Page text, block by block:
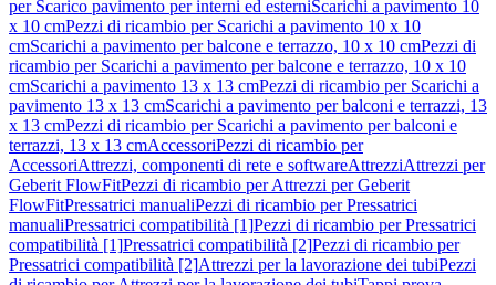
per Scarico pavimento per interni ed esterniScarichi a pavimento 10
x 10 cmPezzi di ricambio per Scarichi a pavimento 10 x 10
cmScarichi a pavimento per balcone e terrazzo, 10 x 10 cmPezzi di
ricambio per Scarichi a pavimento per balcone e terrazzo, 10 x 10
cmScarichi a pavimento 13 x 13 cmPezzi di ricambio per Scarichi a
pavimento 13 x 13 cmScarichi a pavimento per balconi e terrazzi, 13
x 13 cmPezzi di ricambio per Scarichi a pavimento per balconi e
terrazzi, 13 x 13 cmAccessoriPezzi di ricambio per
AccessoriAttrezzi, componenti di rete e softwareAttrezziAttrezzi per
Geberit FlowFitPezzi di ricambio per Attrezzi per Geberit
FlowFitPressatrici manualiPezzi di ricambio per Pressatrici
manualiPressatrici compatibilità [1]Pezzi di ricambio per Pressatrici
compatibilità [1]Pressatrici compatibilità [2]Pezzi di ricambio per
Pressatrici compatibilità [2]Attrezzi per la lavorazione dei tubiPezzi